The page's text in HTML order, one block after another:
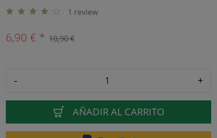
1 review
6,90 € * 10,90 €
- +
AÑADIR AL CARRITO